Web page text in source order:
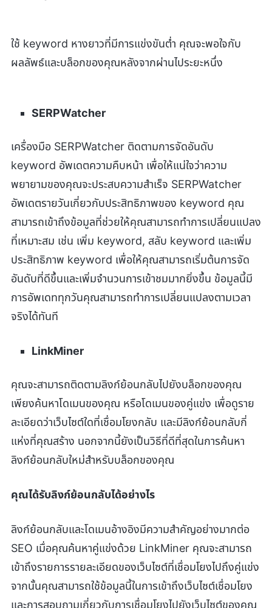
ใช้ keyword หางยาวที่มีการแข่งขันต่ำ คุณจะพอใจกับ
ผลลัพธ์และบล็อกของคุณหลังจากผ่านไประยะหนึ่ง
SERPWatcher
เครื่องมือ SERPWatcher ติดตามการจัดอันดับ
keyword อัพเดตความคืบหน้า เพื่อให้แน่ใจว่าความ
พยายามของคุณจะประสบความสำเร็จ SERPWatcher
อัพเดตรายวันเกี่ยวกับประสิทธิภาพของ keyword คุณ
สามารถเข้าถึงข้อมูลที่ช่วยให้คุณสามารถทำการเปลี่ยนแปลง
ที่เหมาะสม เช่น เพิ่ม keyword, สลับ keyword และเพิ่ม
ประสิทธิภาพ keyword เพื่อให้คุณสามารถเริ่มต้นการจัด
อันดับที่ดีขึ้นและเพิ่มจำนวนการเข้าชมมากยิ่งขึ้น ข้อมูลนี้มี
การอัพเดททุกวันคุณสามารถทำการเปลี่ยนแปลงตามเวลา
จริงได้ทันที
LinkMiner
คุณจะสามารถติดตามลิงก์ย้อนกลับไปยังบล็อกของคุณ
เพียงค้นหาโดเมนของคุณ หรือโดเมนของคู่แข่ง เพื่อดูราย
ละเอียดว่าเว็บไซต์ใดที่เชื่อมโยงกลับ และมีลิงก์ย้อนกลับกี่
แห่งที่คุณสร้าง นอกจากนี้ยังเป็นวิธีที่ดีที่สุดในการค้นหา
ลิงก์ย้อนกลับใหม่สำหรับบล็อกของคุณ
คุณได้รับลิงก์ย้อนกลับได้อย่างไร
ลิงก์ย้อนกลับและโดเมนอ้างอิงมีความสำคัญอย่างมากต่อ
SEO เมื่อคุณค้นหาคู่แข่งด้วย LinkMiner คุณจะสามารถ
เข้าถึงรายการรายละเอียดของเว็บไซต์ที่เชื่อมโยงไปถึงคู่แข่ง
จากนั้นคุณสามารถใช้ข้อมูลนี้ในการเข้าถึงเว็บไซต์เชื่อมโยง
และการสอบถามเกี่ยวกับการเชื่อมโยงไปยังเว็บไซต์ของคุณ